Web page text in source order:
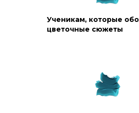
Ученикам, которые
цветочные сюжеты